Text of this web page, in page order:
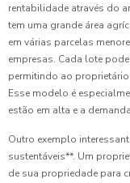
rentabilidade através do
tem uma grande área
em várias parcelas
empresas. Cada lote
permitindo ao
Esse modelo é
estão em alta e a
Outro exemplo
sustentáveis**. Um
de sua propriedade para